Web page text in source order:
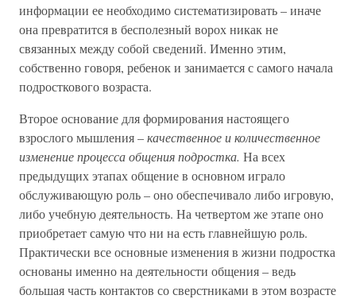
информации ее необходимо систематизировать – иначе
она превратится в бесполезный ворох никак не
связанных между собой сведений. Именно этим,
собственно говоря, ребенок и занимается с самого начала
подросткового возраста.
Второе основание для формирования настоящего
взрослого мышления –качественное и количественное
изменение процесса общения подростка. На всех
предыдущих этапах общение в основном играло
обслуживающую роль – оно обеспечивало либо игровую,
либо учебную деятельность. На четвертом же этапе оно
приобретает самую что ни на есть главнейшую роль.
Практически все основные изменения в жизни подростка
основаны именно на деятельности общения – ведь
большая часть контактов со сверстниками в этом возрасте